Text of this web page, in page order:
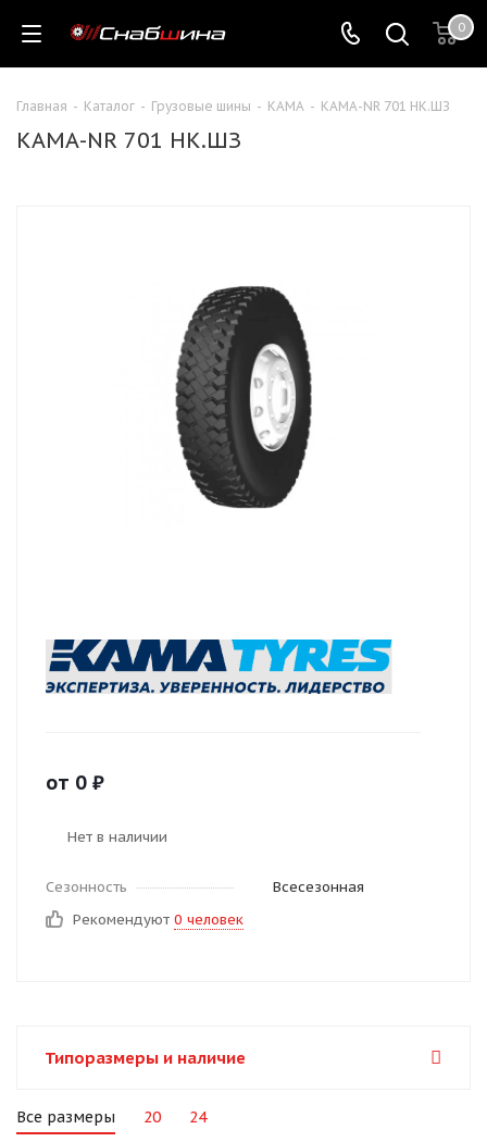
0
Главная - Каталог - Грузовые шины - КАМА - КАМА-NR 701 НК.ШЗ
КАМА-NR 701 НК.ШЗ
от 0 ₽
Нет в наличии
Сезонность
Всесезонная
Рекомендуют 0 человек
Типоразмеры и наличие
Все размеры 20 24